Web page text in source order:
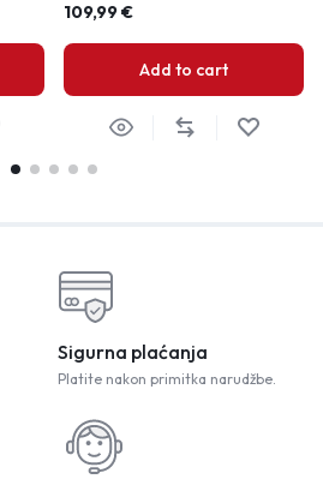
109,99€
Add to cart
Sigurna plaćanja
Platite nakon primitka narudžbe.